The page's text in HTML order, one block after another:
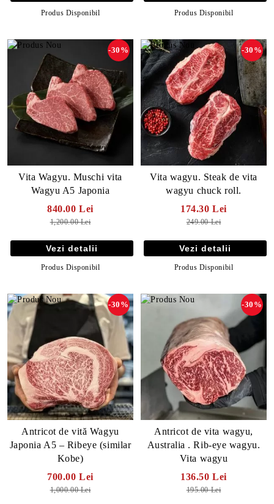
30%
Produs Disponibil Produs Disponibil
Vita Wagyu. Muschi vita
Wagyu A5 Japonia
-30%
840.00 Lei
1,200.00 Lei
Vezi detalii
Produs Disponibil
Vita wagyu. Steak de vita
wagyu chuck roll.
-30%
174.30 Lei
249.00 Lei
Vezi detalii
Produs Disponibil
Antricot de vită Wagyu
Japonia A5 – Ribeye (similar
Kobe)
-30%
700.00 Lei
1,000.00 Lei
Antricot de vita wagyu,
Australia . Rib-eye wagyu.
Vita wagyu
-30%
136.50 Lei
195.00 Lei